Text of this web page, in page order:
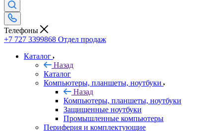
Телефоны
+7 727 3399868 Отдел продаж
Каталог
Назад
Каталог
Компьютеры, планшеты, ноутбуки
Назад
Компьютеры, планшеты, ноутбуки
Защищенные ноутбуки
Промышленные компьютеры
Периферия и комплектующие